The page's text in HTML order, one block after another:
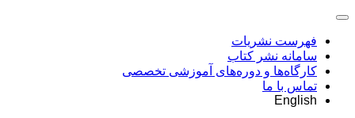
فهرست نشریات
سامانه نشر کتاب
کارگاه‌ها و دوره‌های آموزشی تخصصی
تماس با ما
English